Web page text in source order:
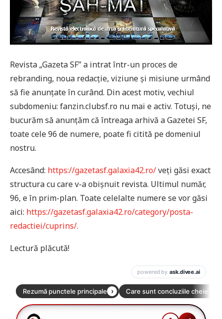
Revista „Gazeta SF” a intrat într-un proces de
rebranding, noua redacție, viziune și misiune urmând
să fie anunțate în curând. Din acest motiv, vechiul
subdomeniu: fanzin.clubsf.ro nu mai e activ. Totuși, ne
bucurăm să anunțăm că întreaga arhivă a Gazetei SF,
toate cele 96 de numere, poate fi citită pe domeniul
nostru.
Accesând: https://gazetasf.galaxia42.ro/veți găsi exact
structura cu care v-a obișnuit revista. Ultimul număr,
96, e în prim-plan. Toate celelalte numere se vor găsi
aici: https://gazetasf.galaxia42.ro/category/posta-
redactiei/cuprins/.
Lectură plăcută!